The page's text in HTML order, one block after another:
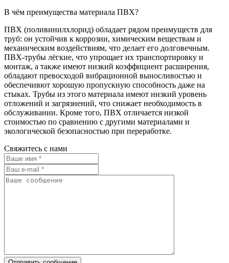
В чём преимущества материала ПВХ?
ПВХ (поливинилхлорид) обладает рядом преимуществ для
труб: он устойчив к коррозии, химическим веществам и
механическим воздействиям, что делает его долговечным.
ПВХ-трубы лёгкие, что упрощает их транспортировку и
монтаж, а также имеют низкий коэффициент расширения,
обладают превосходой вибрационной выносливостью и
обеспечивют хорошую пропускную способность даже на
стыках. Трубы из этого материала имеют низкий уровень
отложений и загрязнений, что снижает необходимость в
обслуживании. Кроме того, ПВХ отличается низкой
стоимостью по сравнению с другими материалами и
экологической безопасностью при переработке.
Свяжитесь с нами